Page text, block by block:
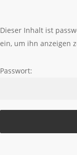
Dieser Inhalt ist
ein, um ihn anzeigen
Passwort: